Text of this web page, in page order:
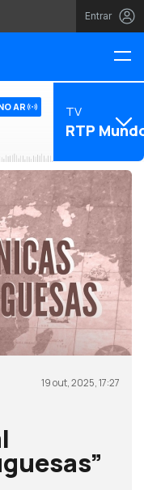
Entrar
AR TV
RTP
19 out, 2025, 17:27